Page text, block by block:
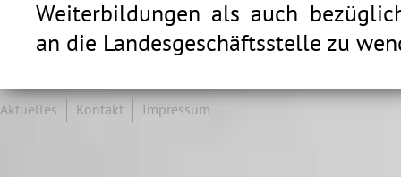
Weiterbildungen als auch
an die Landesgeschäftsstelle zu
Aktuelles Kontakt Impressum